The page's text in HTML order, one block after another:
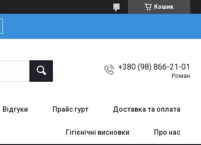
Кошик
+380 (98) 866-21-01
Роман
Відгуки Прайс гурт Доставка та оплата
Гігієнічні висновки Про нас